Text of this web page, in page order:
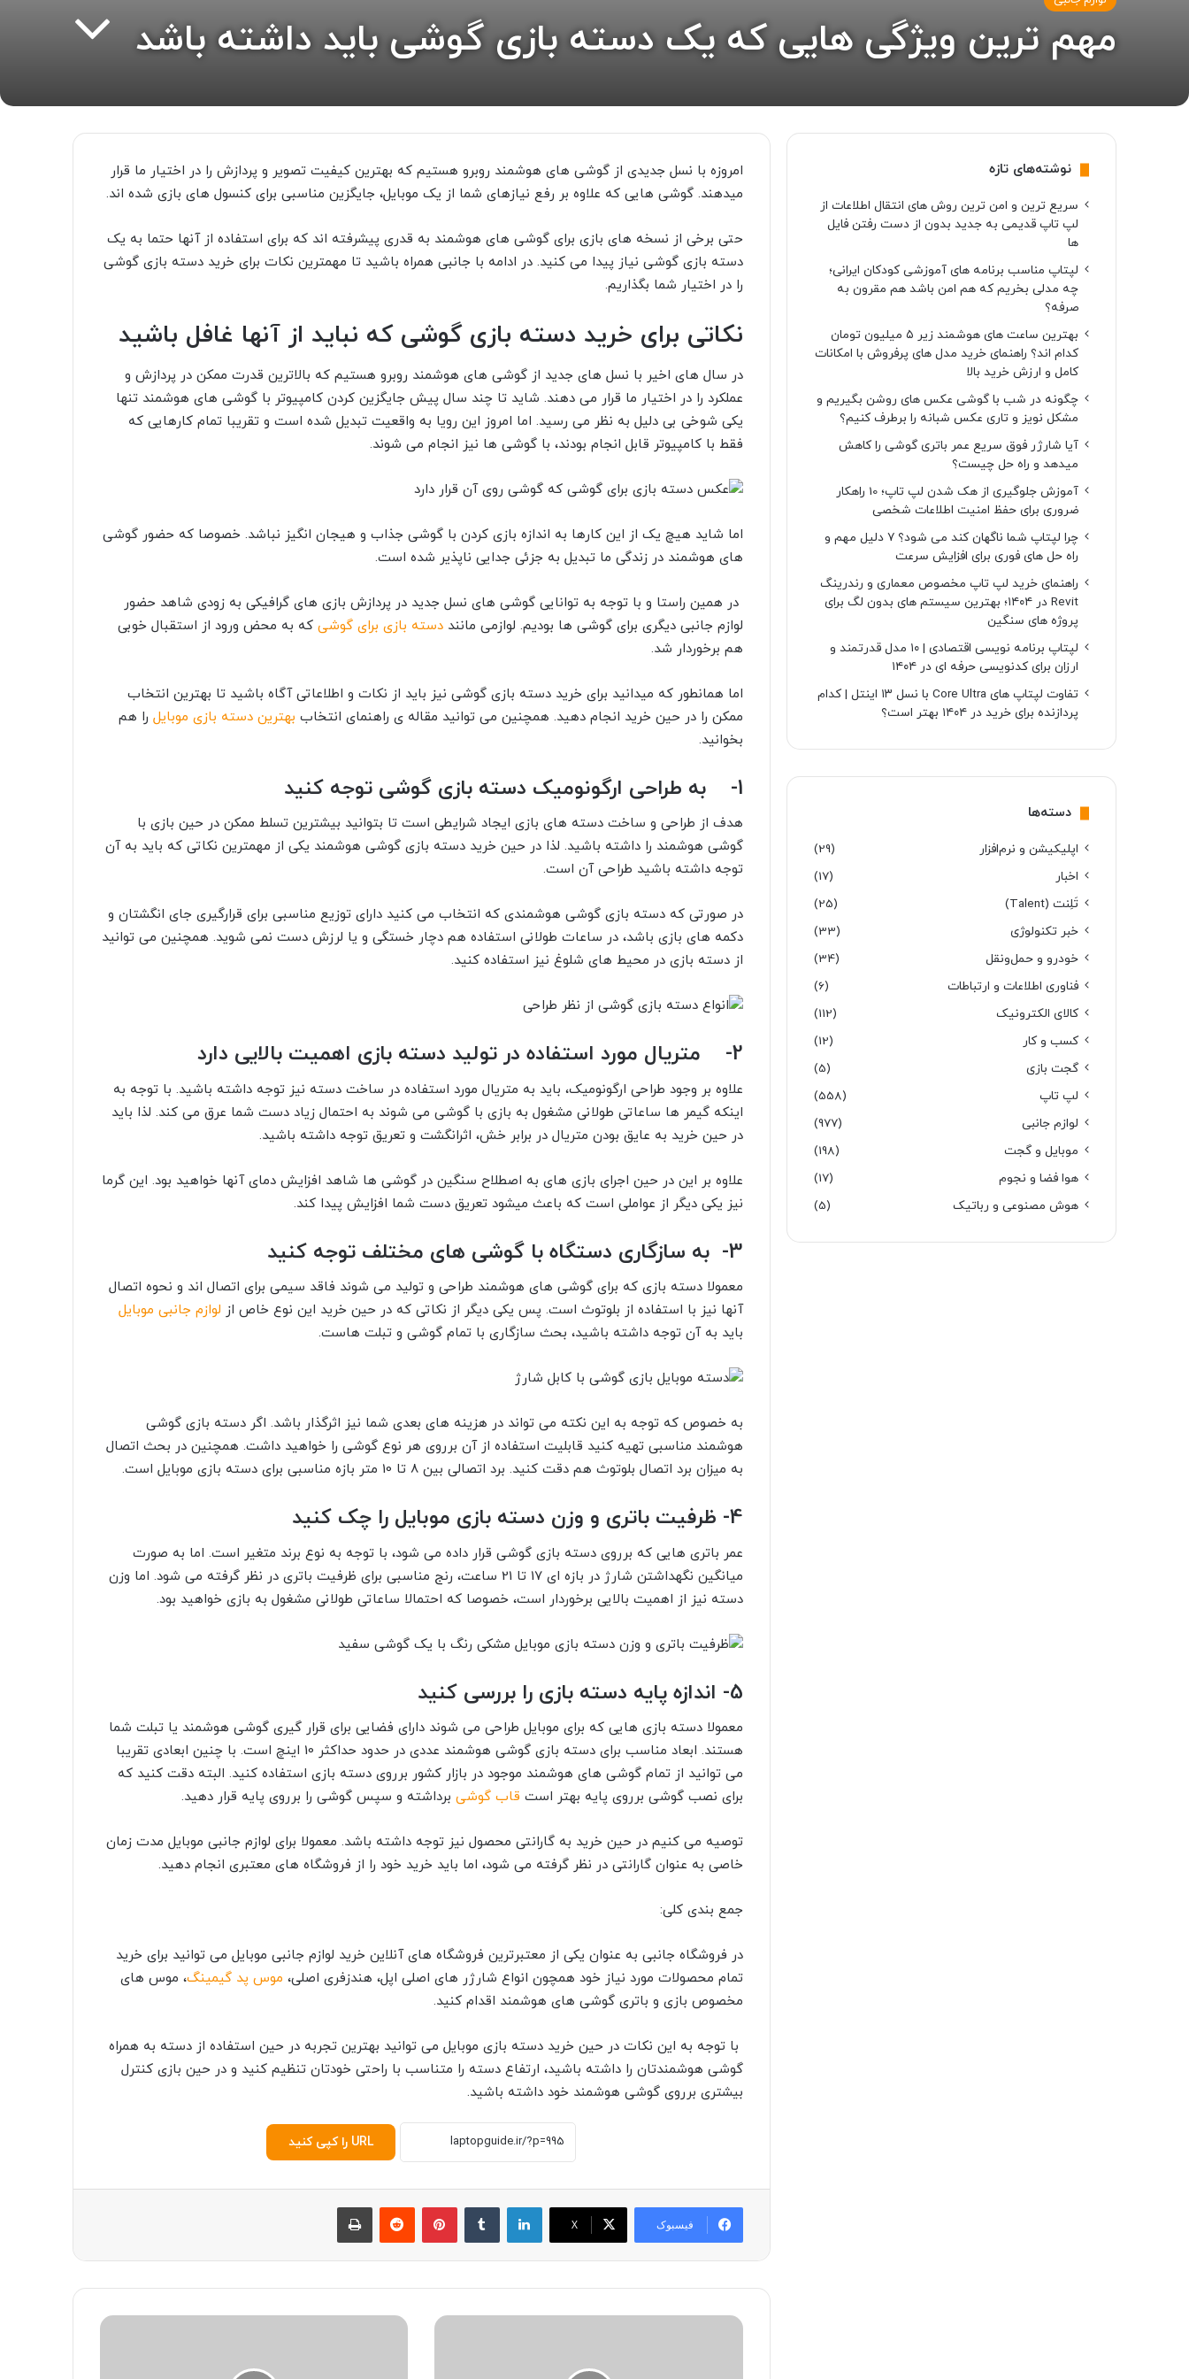
مهم ترین ویژگی هایی که یک دسته بازی گوشی باید داشته باشد
امروزه با نسل جدیدی از گوشی های هوشمند روبرو هستیم که بهترین کیفیت تصویر و پردازش را در اختیار ما قرار
میدهند. گوشی هایی که علاوه بر رفع نیازهای شما از یک موبایل، جایگزین مناسبی برای کنسول های بازی شده اند.
حتی برخی از نسخه های بازی برای گوشی های هوشمند به قدری پیشرفته اند که برای استفاده از آنها حتما به یک
دسته بازی گوشی نیاز پیدا می کنید. در ادامه با جانبی همراه باشید تا مهمترین نکات برای خرید دسته بازی گوشی
را در اختیار شما بگذاریم.
نکاتی برای خرید دسته بازی گوشی که نباید از آنها غافل باشید
در سال های اخیر با نسل های جدید از گوشی های هوشمند روبرو هستیم که بالاترین قدرت ممکن در پردازش و
عملکرد را در اختیار ما قرار می دهند. شاید تا چند سال پیش جایگزین کردن کامپیوتر با گوشی های هوشمند تنها
یکی شوخی بی دلیل به نظر می رسید. اما امروز این رویا به واقعیت تبدیل شده است و تقریبا تمام کارهایی که
فقط با کامپیوتر قابل انجام بودند، با گوشی ها نیز انجام می شوند.
اما شاید هیچ یک از این کارها به اندازه بازی کردن با گوشی جذاب و هیجان انگیز نباشد. خصوصا که حضور گوشی
های هوشمند در زندگی ما تبدیل به جزئی جدایی ناپذیر شده است.
در همین راستا و با توجه به توانایی گوشی های نسل جدید در پردازش بازی های گرافیکی به زودی شاهد حضور
لوازم جانبی دیگری برای گوشی ها بودیم. لوازمی ماننددسته بازی برای گوشی که به محض ورود از استقبال خوبی
هم برخوردار شد.
اما همانطور که میدانید برای خرید دسته بازی گوشی نیز باید از نکات و اطلاعاتی آگاه باشید تا بهترین انتخاب
ممکن را در حین خرید انجام دهید. همچنین می توانید مقاله ی راهنمای انتخاب بهترین دسته بازی موبایل را هم
بخوانید.
1- به طراحی ارگونومیک دسته بازی گوشی توجه کنید
هدف از طراحی و ساخت دسته های بازی ایجاد شرایطی است تا بتوانید بیشترین تسلط ممکن در حین بازی با
گوشی هوشمند را داشته باشید. لذا در حین خرید دسته بازی گوشی هوشمند یکی از مهمترین نکاتی که باید به آن
توجه داشته باشید طراحی آن است.
در صورتی که دسته بازی گوشی هوشمندی که انتخاب می کنید دارای توزیع مناسبی برای قرارگیری جای انگشتان و
دکمه های بازی باشد، در ساعات طولانی استفاده هم دچار خستگی و یا لرزش دست نمی شوید. همچنین می توانید
از دسته بازی در محیط های شلوغ نیز استفاده کنید.
2- متریال مورد استفاده در تولید دسته بازی اهمیت بالایی دارد
علاوه بر وجود طراحی ارگونومیک، باید به متریال مورد استفاده در ساخت دسته نیز توجه داشته باشید. با توجه به
اینکه گیمر ها ساعاتی طولانی مشغول به بازی با گوشی می شوند به احتمال زیاد دست شما عرق می کند. لذا باید
در حین خرید به عایق بودن متریال در برابر خش، اثرانگشت و تعریق توجه داشته باشید.
علاوه بر این در حین اجرای بازی های به اصطلاح سنگین در گوشی ها شاهد افزایش دمای آنها خواهید بود. این گرما
نیز یکی دیگر از عواملی است که باعث میشود تعریق دست شما افزایش پیدا کند.
3- به سازگاری دستگاه با گوشی های مختلف توجه کنید
معمولا دسته بازی که برای گوشی های هوشمند طراحی و تولید می شوند فاقد سیمی برای اتصال اند و نحوه اتصال
آنها نیز با استفاده از بلوتوث است. پس یکی دیگر از نکاتی که در حین خرید این نوع خاص از لوازم جانبی موبایل
باید به آن توجه داشته باشید، بحث سازگاری با تمام گوشی و تبلت هاست.
به خصوص که توجه به این نکته می تواند در هزینه های بعدی شما نیز اثرگذار باشد. اگر دسته بازی گوشی
هوشمند مناسبی تهیه کنید قابلیت استفاده از آن برروی هر نوع گوشی را خواهید داشت. همچنین در بحث اتصال
به میزان برد اتصال بلوتوث هم دقت کنید. برد اتصالی بین 8 تا 10 متر بازه مناسبی برای دسته بازی موبایل است.
4- ظرفیت باتری و وزن دسته بازی موبایل را چک کنید
عمر باتری هایی که برروی دسته بازی گوشی قرار داده می شود، با توجه به نوع برند متغیر است. اما به صورت
میانگین نگهداشتن شارژ در بازه ای 17 تا 21 ساعت، رنج مناسبی برای ظرفیت باتری در نظر گرفته می شود. اما وزن
دسته نیز از اهمیت بالایی برخوردار است، خصوصا که احتمالا ساعاتی طولانی مشغول به بازی خواهید بود.
5- اندازه پایه دسته بازی را بررسی کنید
معمولا دسته بازی هایی که برای موبایل طراحی می شوند دارای فضایی برای قرار گیری گوشی هوشمند یا تبلت شما
هستند. ابعاد مناسب برای دسته بازی گوشی هوشمند عددی در حدود حداکثر 10 اینچ است. با چنین ابعادی تقریبا
می توانید از تمام گوشی های هوشمند موجود در بازار کشور برروی دسته بازی استفاده کنید. البته دقت کنید که
برای نصب گوشی برروی پایه بهتر است قاب گوشی برداشته و سپس گوشی را برروی پایه قرار دهید.
توصیه می کنیم در حین خرید به گارانتی محصول نیز توجه داشته باشد. معمولا برای لوازم جانبی موبایل مدت زمان
خاصی به عنوان گارانتی در نظر گرفته می شود، اما باید خرید خود را از فروشگاه های معتبری انجام دهید.
جمع بندی کلی:
در فروشگاه جانبی به عنوان یکی از معتبرترین فروشگاه های آنلاین خرید لوازم جانبی موبایل می توانید برای خرید
تمام محصولات مورد نیاز خود همچون انواع شارژر های اصلی اپل، هندزفری اصلی، موس پد گیمینگ، موس های
مخصوص بازی و باتری گوشی های هوشمند اقدام کنید.
با توجه به این نکات در حین خرید دسته بازی موبایل می توانید بهترین تجربه در حین استفاده از دسته به همراه
گوشی هوشمندتان را داشته باشید، ارتفاع دسته را متناسب با راحتی خودتان تنظیم کنید و در حین بازی کنترل
بیشتری برروی گوشی هوشمند خود داشته باشید.
URL را کپی کنید
فیسبوک X
لینکدین پینترست ‫رددیت
ت
م
نوشته‌های تازه
سریع ترین و امن ترین روش های انتقال اطلاعات از
لپ تاپ قدیمی به جدید بدون از دست رفتن فایل
ها
لپتاپ مناسب برنامه های آموزشی کودکان ایرانی؛
چه مدلی بخریم که هم امن باشد هم مقرون به
صرفه؟
بهترین ساعت های هوشمند زیر ۵ میلیون تومان
کدام اند؟ راهنمای خرید مدل های پرفروش با امکانات
کامل و ارزش خرید بالا
چگونه در شب با گوشی عکس های روشن بگیریم و
مشکل نویز و تاری عکس شبانه را برطرف کنیم؟
آیا شارژر فوق سریع عمر باتری گوشی را کاهش
میدهد و راه حل چیست؟
آموزش جلوگیری از هک شدن لپ تاپ؛ 10 راهکار
ضروری برای حفظ امنیت اطلاعات شخصی
چرا لپتاپ شما ناگهان کند می شود؟ ۷ دلیل مهم و
راه حل های فوری برای افزایش سرعت
راهنمای خرید لپ تاپ مخصوص معماری و رندرینگ
Revit در ۱۴۰۴؛ بهترین سیستم های بدون لگ برای
پروژه های سنگین
لپتاپ برنامه نویسی اقتصادی | ۱۰ مدل قدرتمند و
ارزان برای کدنویسی حرفه ای در ۱۴۰۴
تفاوت لپتاپ های Core Ultra با نسل ۱۳ اینتل | کدام
پردازنده برای خرید در ۱۴۰۴ بهتر است؟
دسته‌ها
اپلیکیشن و نرم‌افزار
(29)
اخبار
(17)
تَلِنت (Talent)
(25)
خبر تکنولوژی
(33)
خودرو و حمل‌و‌نقل
(34)
فناوری اطلاعات و ارتباطات
(6)
کالای الکترونیک
(112)
کسب و کار
(12)
گجت بازی
(5)
لپ تاپ
(558)
لوازم جانبی
(977)
موبایل و گجت
(198)
هوا فضا و نجوم
(17)
هوش مصنوعی و رباتیک
(5)